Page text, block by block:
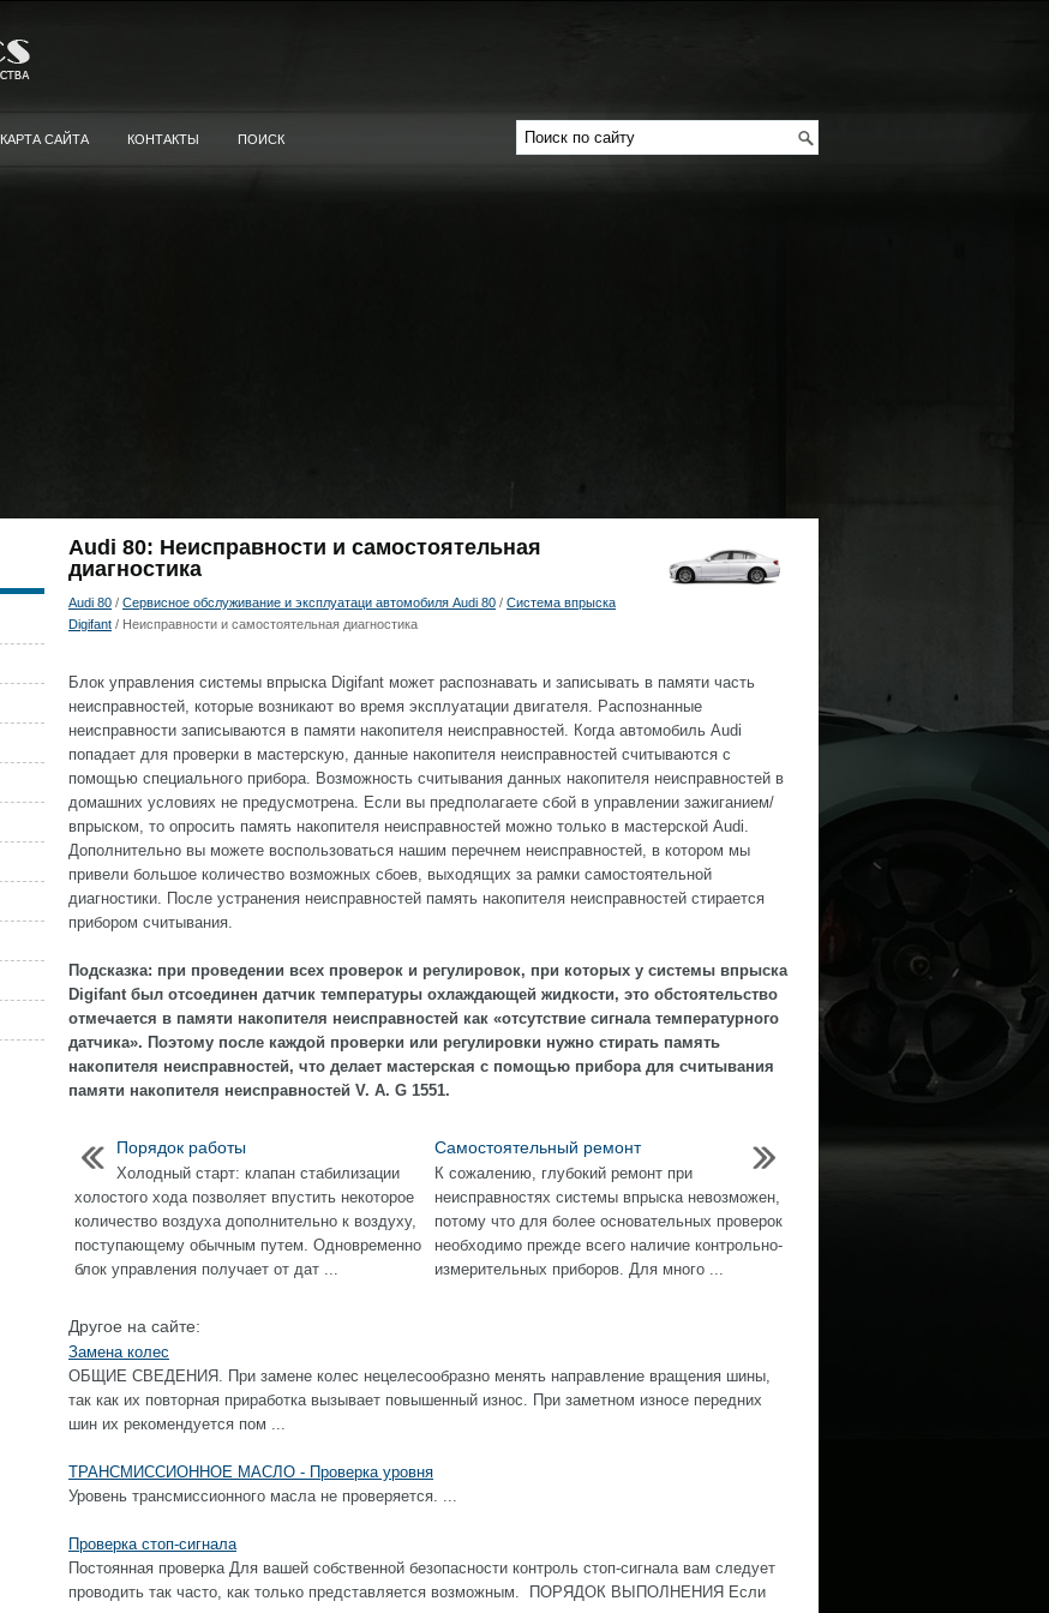
КАРТА САЙТА КОНТАКТЫ ПОИСК
Audi 80: Неисправности и самостоятельная
диагностика
Audi 80 / Сервисное обслуживание и эксплуатаци автомобиля Audi 80 / Система впрыска
Digifant / Неисправности и самостоятельная диагностика
Блок управления системы впрыска Digifant может распознавать и записывать в памяти часть
неисправностей, которые возникают во время эксплуатации двигателя. Распознанные
неисправности записываются в памяти накопителя неисправностей. Когда автомобиль Audi
попадает для проверки в мастерскую, данные накопителя неисправностей считываются с
помощью специального прибора. Возможность считывания данных накопителя неисправностей в
домашних условиях не предусмотрена. Если вы предполагаете сбой в управлении зажиганием/
впрыском, то опросить память накопителя неисправностей можно только в мастерской Audi.
Дополнительно вы можете воспользоваться нашим перечнем неисправностей, в котором мы
привели большое количество возможных сбоев, выходящих за рамки самостоятельной
диагностики. После устранения неисправностей память накопителя неисправностей стирается
прибором считывания.
Подсказка: при проведении всех проверок и регулировок, при которых у системы впрыска
Digifant был отсоединен датчик температуры охлаждающей жидкости, это обстоятельство
отмечается в памяти накопителя неисправностей как «отсутствие сигнала температурного
датчика». Поэтому после каждой проверки или регулировки нужно стирать память
накопителя неисправностей, что делает мастерская с помощью прибора для считывания
памяти накопителя неисправностей V. A. G 1551.
Порядок работы
Холодный старт: клапан стабилизации
холостого хода позволяет впустить некоторое
количество воздуха дополнительно к воздуху,
поступающему обычным путем. Одновременно
блок управления получает от дат ...
Самостоятельный ремонт
К сожалению, глубокий ремонт при
неисправностях системы впрыска невозможен,
потому что для более основательных проверок
необходимо прежде всего наличие контрольно-
измерительных приборов. Для много ...
Другое на сайте:
Замена колес
ОБЩИЕ СВЕДЕНИЯ. При замене колес нецелесообразно менять направление вращения шины,
так как их повторная приработка вызывает повышенный износ. При заметном износе передних
шин их рекомендуется пом ...
ТРАНСМИССИОННОЕ МАСЛО - Проверка уровня
Уровень трансмиссионного масла не проверяется. ...
Проверка стоп-сигнала
Постоянная проверка Для вашей собственной безопасности контроль стоп-сигнала вам следует
проводить так часто, как только представляется возможным. ПОРЯДОК ВЫПОЛНЕНИЯ Если